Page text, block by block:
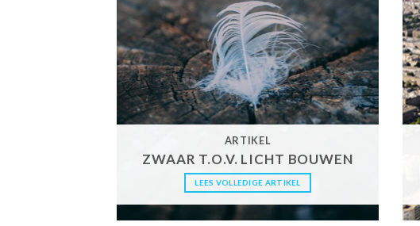
ARTIKEL
ZWAAR T.O.V. LICHT BOUWEN
LEES VOLLEDIGE ARTIKEL